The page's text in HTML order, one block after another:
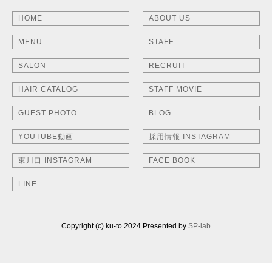
HOME ABOUT US
MENU STAFF
SALON RECRUIT
HAIR CATALOG STAFF MOVIE
GUEST PHOTO BLOG
YOUTUBE動画 採用情報 INSTAGRAM
東川口 INSTAGRAM FACE BOOK
LINE
Copyright (c) ku-to 2024 Presented by SP-lab